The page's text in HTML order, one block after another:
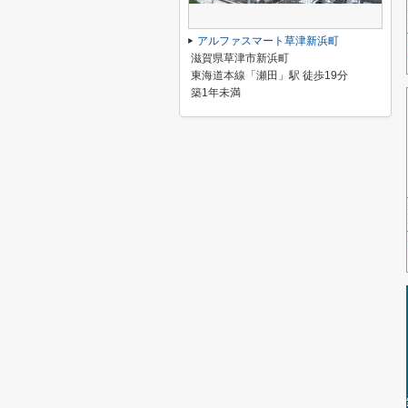
アルファスマート草津新浜町
滋賀県草津市新浜町
東海道本線「瀬田」駅 徒歩19分
築1年未満